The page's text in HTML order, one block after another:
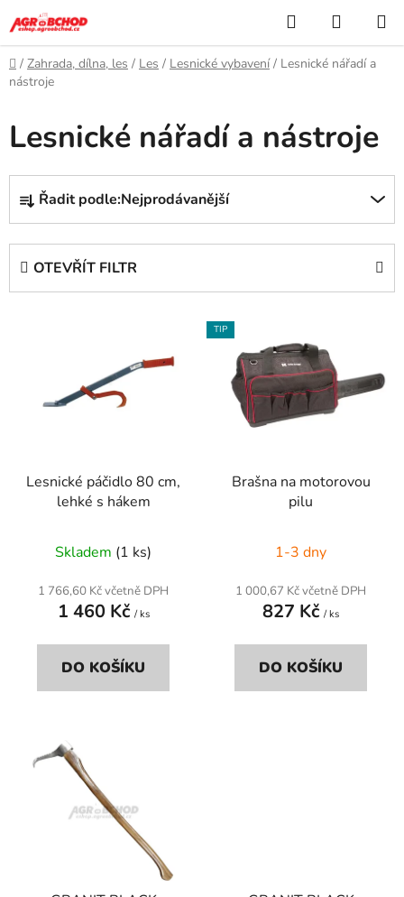
na
obsah
Hledat
KOŠÍK
Domů
/ Zahrada, dílna, les / Les / Lesnické vybavení / Lesnické nářadí a
nástroje
Lesnické nářadí a nástroje
Ř
z
Řadit podle:Nejprodávanější
OTEVŘÍT FILTR
Lesnické páčidlo 80 cm,
lehké s hákem
Skladem (1 ks)
1 766,60 Kč včetně DPH
1 460 Kč / ks
DO KOŠÍKU
TIP
Brašna na motorovou
pilu
1-3 dny
1 000,67 Kč včetně DPH
827 Kč / ks
DO KOŠÍKU